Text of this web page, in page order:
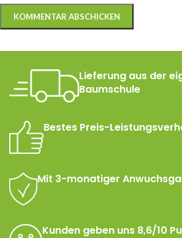
Lieferung aus der
Baumschule
Bestes Preis-
Mit 3-monatiger
Kunden geben uns 8,6/10